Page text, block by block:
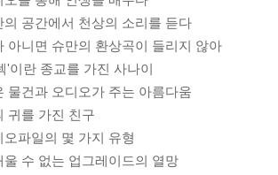
의 공간에서 천상의 소리를 듣다
아니면 슈만의 환상곡이 들리지 않아
'이란 종교를 가진 사나이
물건과 오디오가 주는 아름다움
귀를 가진 친구
오파일의 몇 가지 유형
울 수 없는 업그레이드의 열망